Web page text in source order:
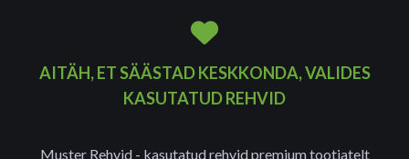
AITÄH, ET SÄÄSTAD KESKKONDA, VALIDES
KASUTATUD REHVID
Muster Rehvid - kasutatud rehvid premium tootjatelt